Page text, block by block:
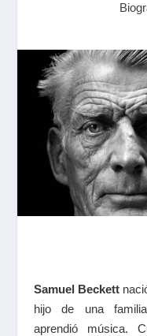
Samuel Beckett
hijo de una
aprendió música.